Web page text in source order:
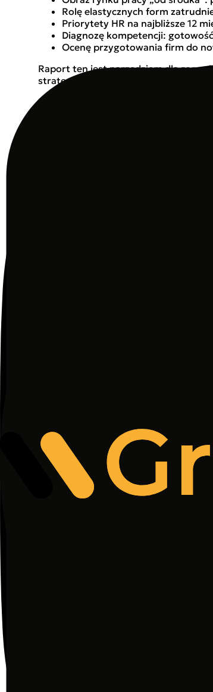
Rolę elastycznych form
Priorytety HR na najbliższe 12
Diagnozę kompetencji:
Ocenę przygotowania firm do
Raport ten jest narzędziem dla
strategia kadrowa – i gdzie mogą
Pobierz raport „HR i Gospodarka:
Otrzymuj informacje o aktualnych